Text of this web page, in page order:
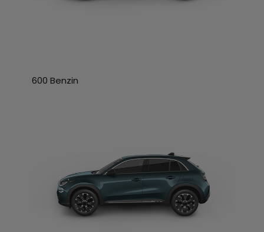
600 Benzin